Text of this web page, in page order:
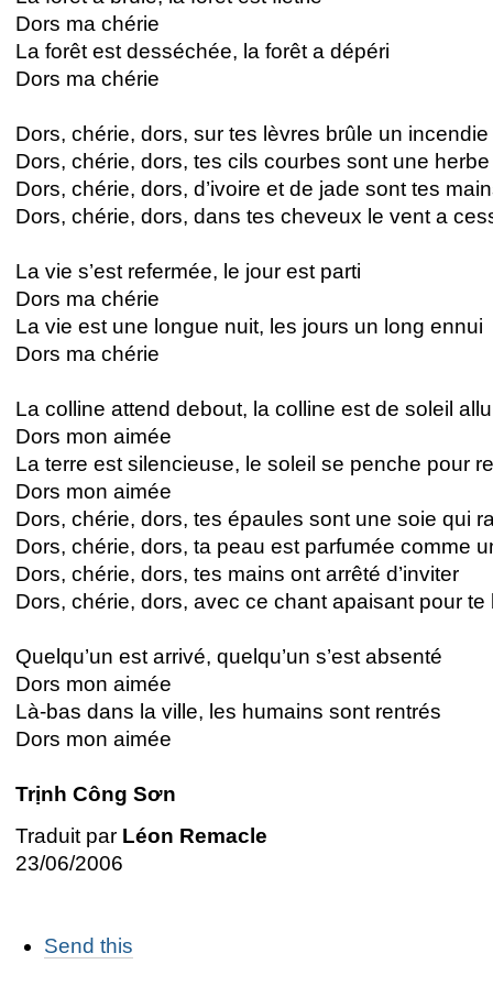
Dors ma chérie
La forêt est desséchée, la forêt a dépéri
Dors ma chérie
Dors, chérie, dors, sur tes lèvres brûle un incendie
Dors, chérie, dors, tes cils courbes sont une
Dors, chérie, dors, d’ivoire et de jade sont tes
Dors, chérie, dors, dans tes cheveux le vent a
La vie s’est refermée, le jour est parti
Dors ma chérie
La vie est une longue nuit, les jours un long ennui
Dors ma chérie
La colline attend debout, la colline est de soleil
Dors mon aimée
La terre est silencieuse, le soleil se penche pour
Dors mon aimée
Dors, chérie, dors, tes épaules sont une soie qui
Dors, chérie, dors, ta peau est parfumée comme
Dors, chérie, dors, tes mains ont arrêté d’inviter
Dors, chérie, dors, avec ce chant apaisant pour te
Quelqu’un est arrivé, quelqu’un s’est absenté
Dors mon aimée
Là-bas dans la ville, les humains sont rentrés
Dors mon aimée
Trịnh Công Sơn
Traduit par Léon Remacle
23/06/2006
thao
Send this